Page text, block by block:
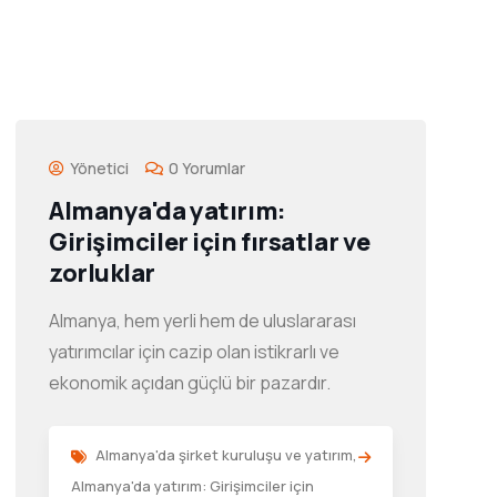
Yönetici 0 Yorumlar
Almanya'da yatırım:
Girişimciler için fırsatlar ve
zorluklar
Almanya, hem yerli hem de uluslararası
yatırımcılar için cazip olan istikrarlı ve
ekonomik açıdan güçlü bir pazardır.
Almanya'da şirket kuruluşu ve yatırım,
Almanya'da yatırım: Girişimciler için